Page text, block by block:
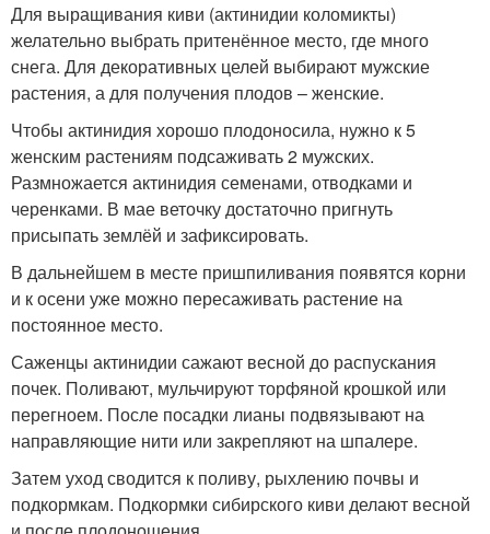
Для выращивания киви (актинидии коломикты)
желательно выбрать притенённое место, где много
снега. Для декоративных целей выбирают мужские
растения, а для получения плодов – женские.
Чтобы актинидия хорошо плодоносила, нужно к 5
женским растениям подсаживать 2 мужских.
Размножается актинидия семенами, отводками и
черенками. В мае веточку достаточно пригнуть
присыпать землёй и зафиксировать.
В дальнейшем в месте пришпиливания появятся корни
и к осени уже можно пересаживать растение на
постоянное место.
Саженцы актинидии сажают весной до распускания
почек. Поливают, мульчируют торфяной крошкой или
перегноем. После посадки лианы подвязывают на
направляющие нити или закрепляют на шпалере.
Затем уход сводится к поливу, рыхлению почвы и
подкормкам. Подкормки сибирского киви делают весной